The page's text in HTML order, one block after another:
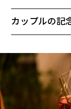
カップルの記